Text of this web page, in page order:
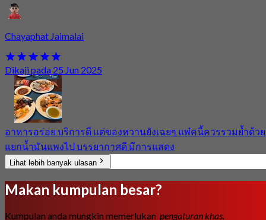
Chayaphat Jaimalai
Dikaji pada 25 Jun 2025
อาหารอร่อย บริการดี แต่ของหวานยังเฉยๆ แพ๋คนี้ควรรวมย้ำด้วย
แยกน้ำมันแพงไป บรรยากาศดี มีการแสดง
Lihat lebih banyak ulasan
Makan kumpulan besar?
Kumpulan anda mungkin memerlukan pengaturan khas.